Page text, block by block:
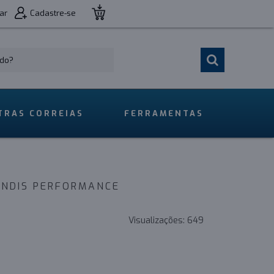
Cadastre-se
CORREIAS FERRAMENTAS
PERFORMANCE
Visualizações: 649